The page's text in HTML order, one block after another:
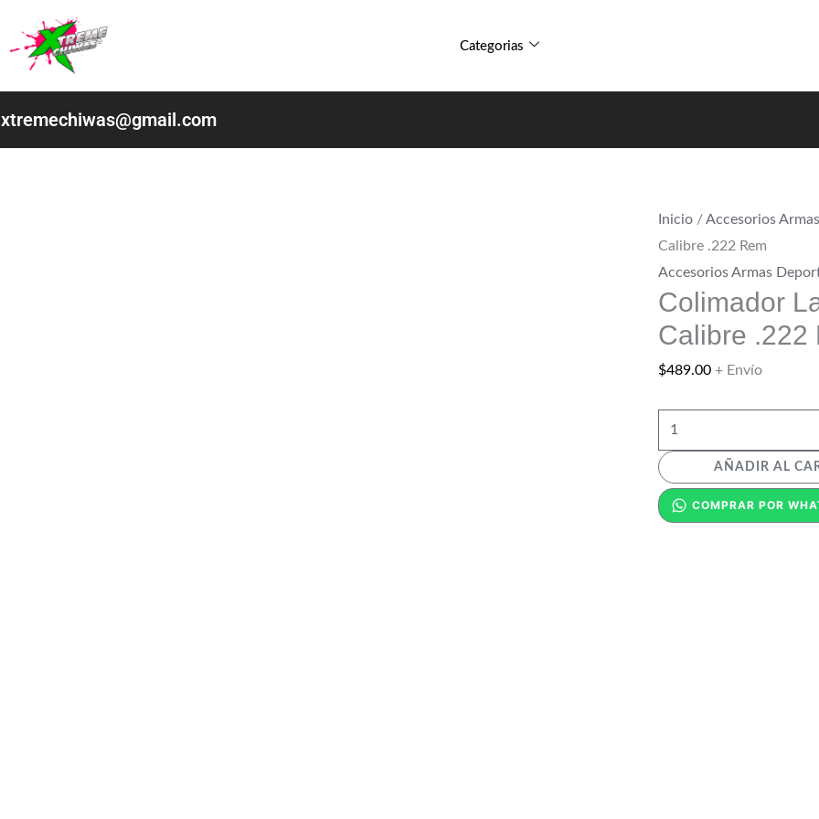
contenido
Categorias
xtremechiwas@gmail.com
Inicio /Accesorios
Calibre .222 Rem
Accesorios Armas
Colimador
Calibre .222
$489.00 + Envío
Regimador
AÑADIR AL
COMPRAR POR
Rem